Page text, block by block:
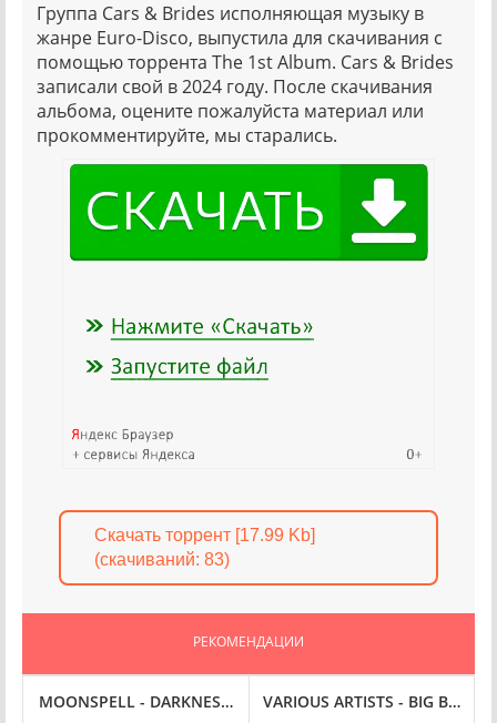
Группа Cars & Brides исполняющая музыку в
жанре Euro-Disco, выпустила для скачивания с
помощью торрента The 1st Album. Cars & Brides
записали свой в 2024 году. После скачивания
альбома, оцените пожалуйста материал или
прокомментируйте, мы старались.
Скачать торрент [17.99 Kb]
(cкачиваний: 83)
РЕКОМЕНДАЦИИ
(1998) FLAC
MOONSPELL - DARKNESS AND HOPE (2001) FLAC
VARIOUS ARTISTS - BIG BLUE